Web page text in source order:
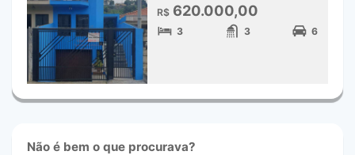
R$ 620.000,00
3 3 6
Não é bem o que procurava?